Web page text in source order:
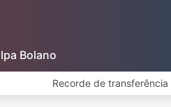
Bolano
Recorde de transferência